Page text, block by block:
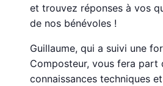
et trouvez réponses à vos
de nos bénévoles !
Guillaume, qui a suivi une
Composteur, vous fera part
connaissances techniques